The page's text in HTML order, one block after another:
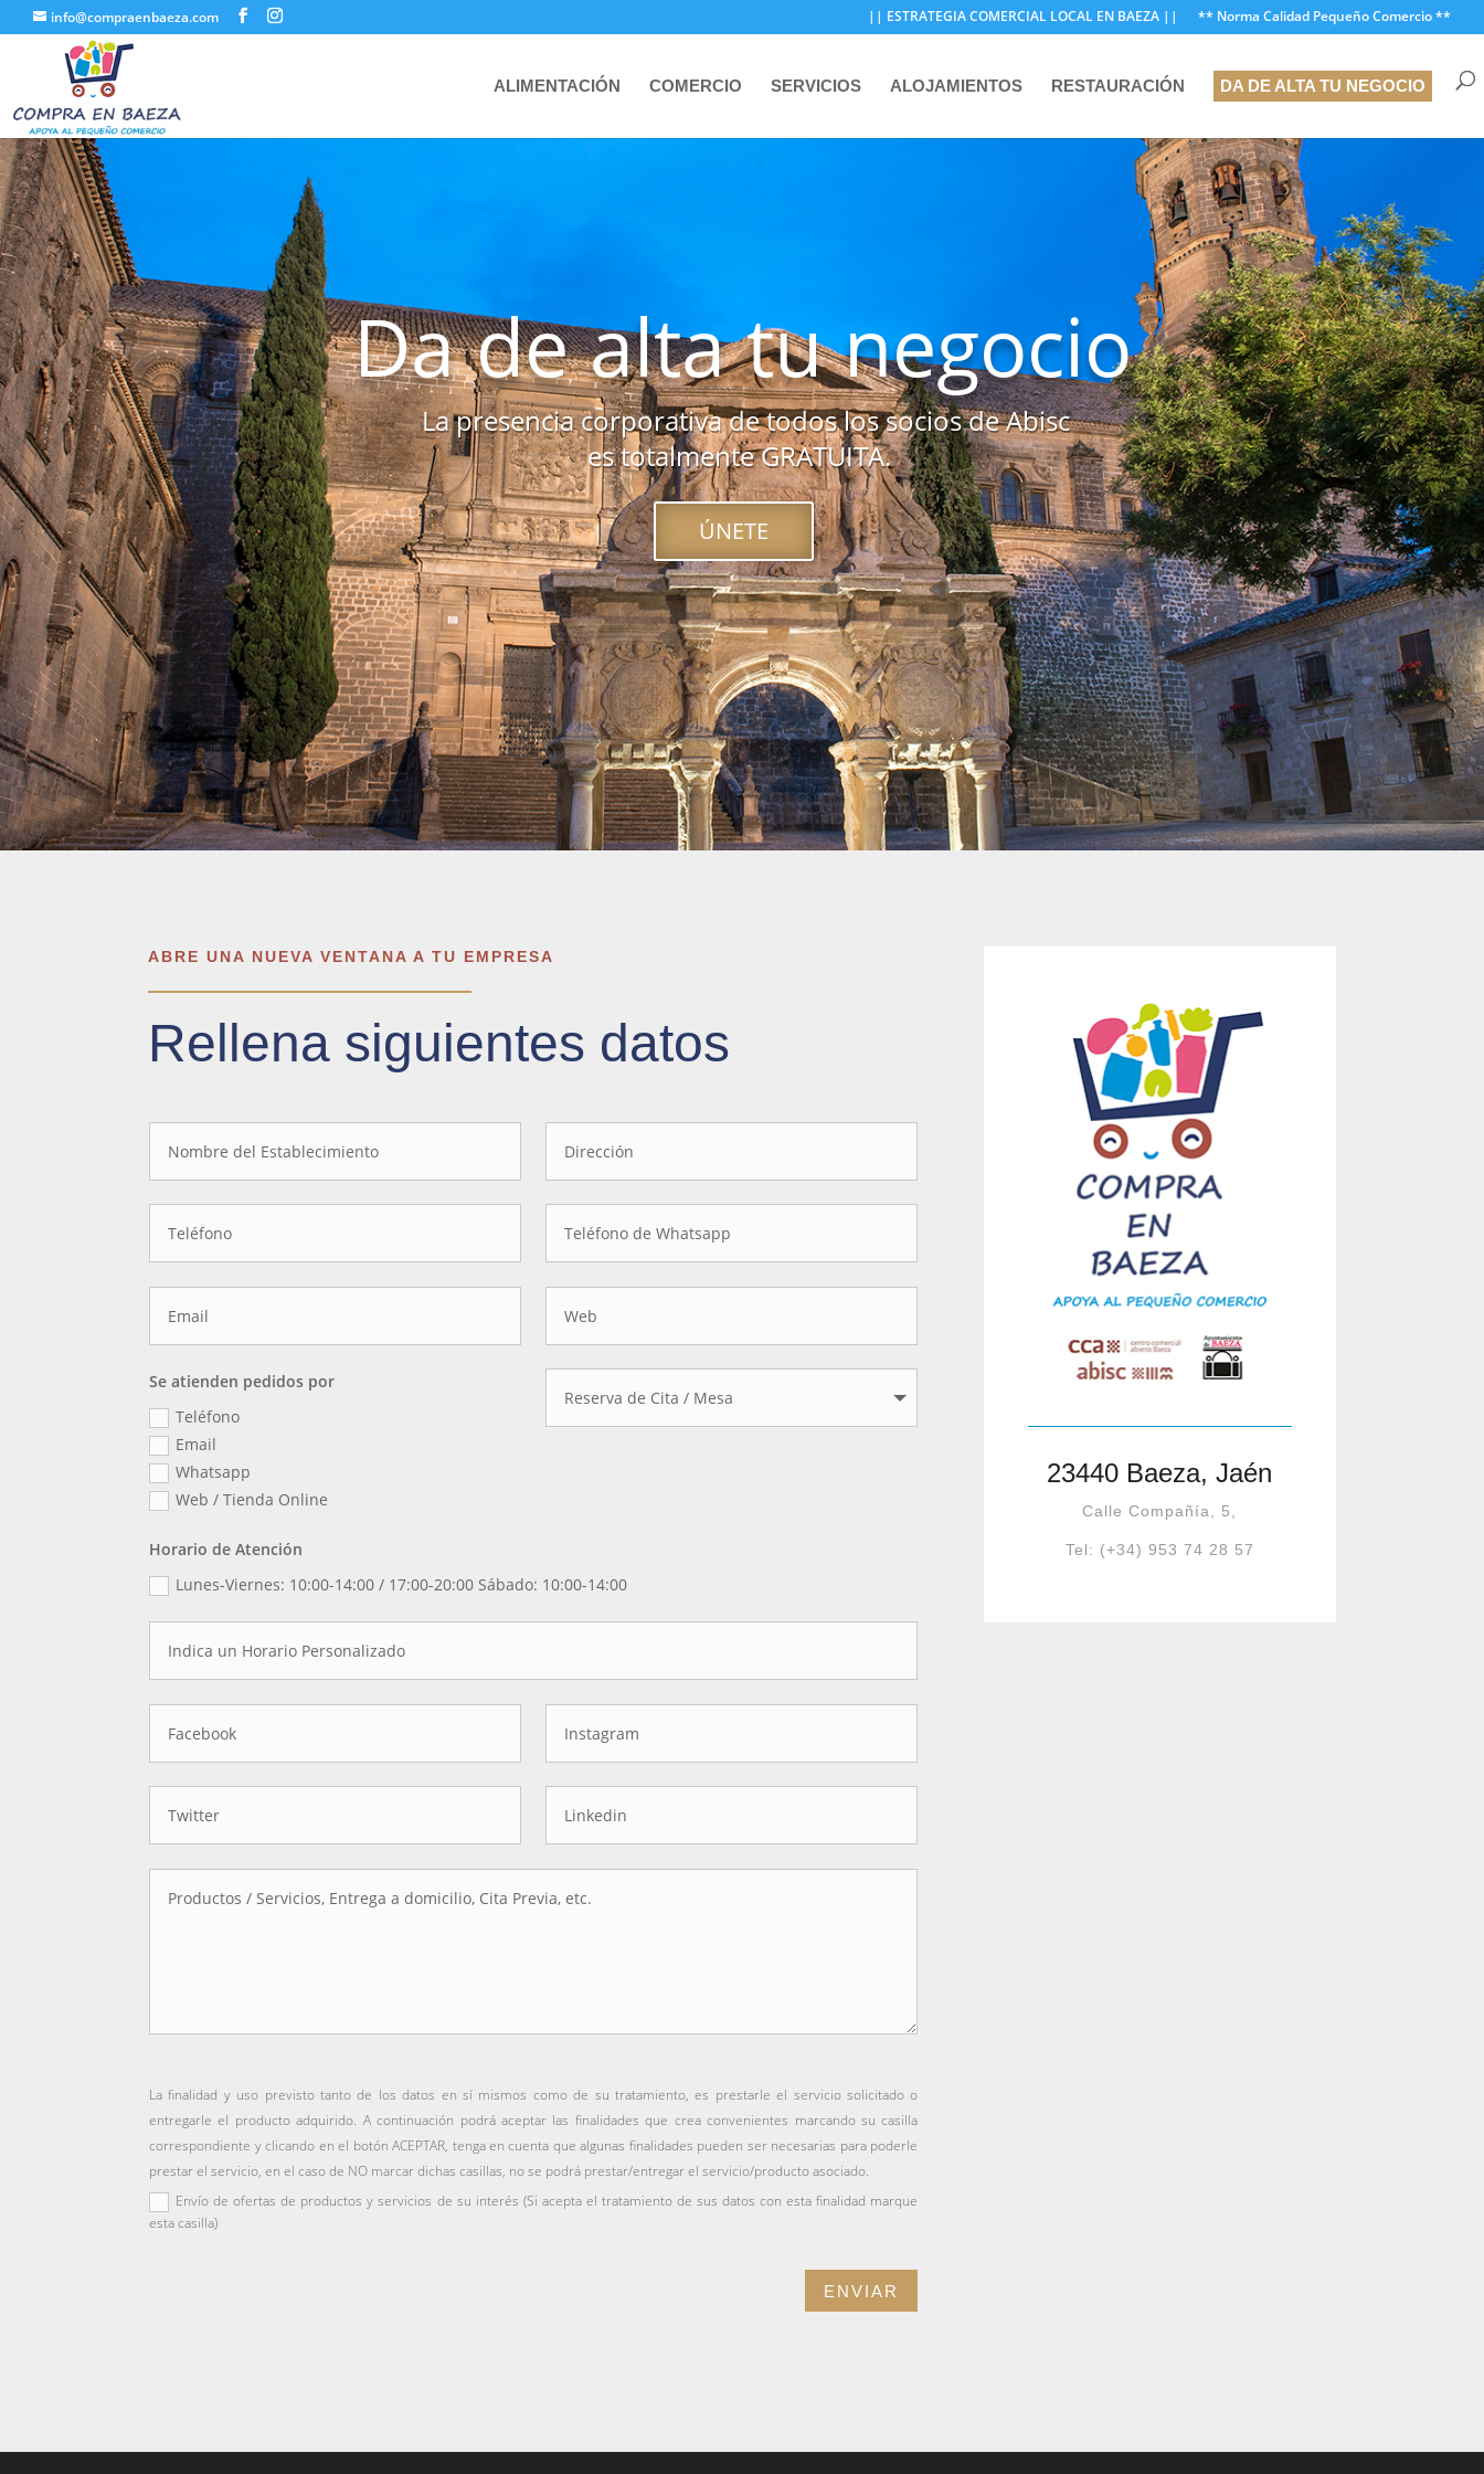
info@compraenbaeza.com || ESTRATEGIA COMERCIAL LOCAL EN BAEZA || ** Norma Calidad Pequeño Comercio **
ALIMENTACIÓN COMERCIO SERVICIOS ALOJAMIENTOS RESTAURACIÓN DA DE ALTA TU NEGOCIO
Da de alta tu negocio
La presencia corporativa de todos los socios de Abisc
es totalmente GRATUITA.
ÚNETE
ABRE UNA NUEVA VENTANA A TU EMPRESA
Rellena siguientes datos
Se atienden pedidos por
Teléfono
Email
Whatsapp
Web / Tienda Online
Horario de Atención
Lunes-Viernes: 10:00-14:00 / 17:00-20:00 Sábado: 10:00-14:00
La finalidad y uso previsto tanto de los datos en sí mismos como de su tratamiento, es prestarle el servicio solicitado o
entregarle el producto adquirido. A continuación podrá aceptar las finalidades que crea convenientes marcando su casilla
correspondiente y clicando en el botón ACEPTAR, tenga en cuenta que algunas finalidades pueden ser necesarias para poderle
prestar el servicio, en el caso de NO marcar dichas casillas, no se podrá prestar/entregar el servicio/producto asociado.
Envío de ofertas de productos y servicios de su interés (Si acepta el tratamiento de sus datos con esta finalidad marque
esta casilla)
ENVIAR
23440 Baeza, Jaén
Calle Compañía, 5,
Tel: (+34) 953 74 28 57